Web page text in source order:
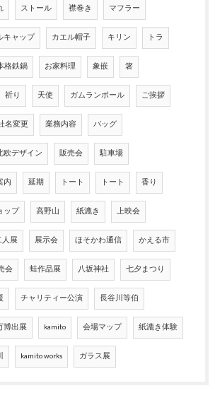
ストール 襟巻き マフラー
キャップ カエル帽子 キリン トラ
格鉄鍋 お家料理 象嵌 箸
祈り 天使 ガムランボール ご挨拶
名変更 業務内容 バッグ
欧デザイン 販売会 駐車場
内 延期 トート トート 香り
ップ 高野山 紙漉き 上映会
展 展示会 ほそかわ通信 かえる市
会 蛙作品展 八坂神社 七夕まつり
チャリティー公演 長谷川等伯
博出展 kamito 会場マップ 紙漉き体験
kamito works ガラス展